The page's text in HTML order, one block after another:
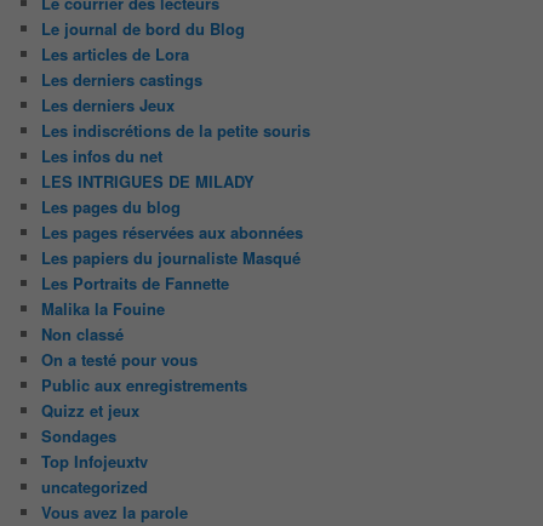
Le journal de bord du Blog
Les articles de Lora
Les derniers castings
Les derniers Jeux
Les indiscrétions de la petite souris
Les infos du net
LES INTRIGUES DE MILADY
Les pages du blog
Les pages réservées aux abonnées
Les papiers du journaliste Masqué
Les Portraits de Fannette
Malika la Fouine
Non classé
On a testé pour vous
Public aux enregistrements
Quizz et jeux
Sondages
Top Infojeuxtv
uncategorized
Vous avez la parole